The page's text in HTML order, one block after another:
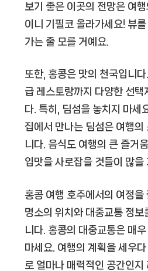
보기 좋은 이곳의 전망은 여
이니 기필코 올라가세요! 뷰
가는 줄 모를 거예요.
또한, 홍콩은 맛의 천국입니
급 레스토랑까지 다양한 선택
다. 특히, 딤섬을 놓치지 마세
집에서 만나는 딤섬은 여행의
니다. 음식도 여행의 큰 즐거
입맛을 사로잡을 것들이 많을
홍콩 여행 호주에서의 여정을
명소의 위치와 대중교통 정보
니다. 홍콩의 대중교통은 매
마세요. 여행의 계획을 세우다
로 얼마나 매력적인 공간인지